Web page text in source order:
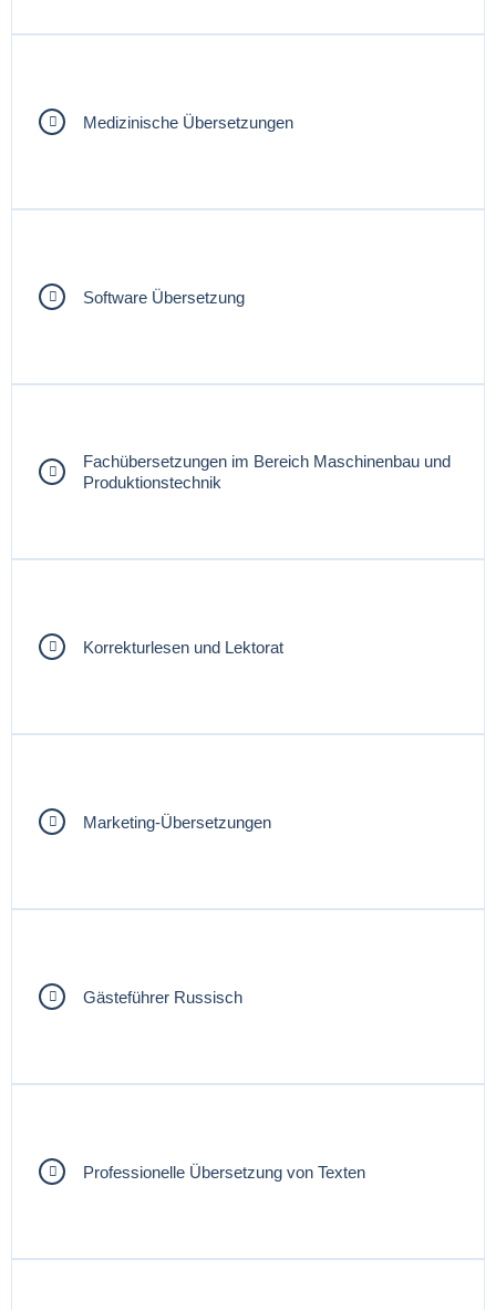
Medizinische Übersetzungen
Software Übersetzung
Fachübersetzungen im Bereich Maschinenbau und
Produktionstechnik
Korrekturlesen und Lektorat
Marketing-Übersetzungen
Gästeführer Russisch
Professionelle Übersetzung von Texten